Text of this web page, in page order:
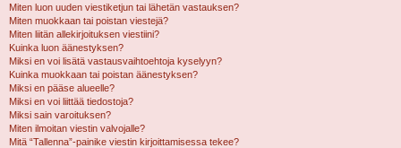
Miten luon uuden viestiketjun tai lähetän vastauksen?
Miten muokkaan tai poistan viestejä?
Miten liitän allekirjoituksen viestiini?
Kuinka luon äänestyksen?
Miksi en voi lisätä vastausvaihtoehtoja kyselyyn?
Kuinka muokkaan tai poistan äänestyksen?
Miksi en pääse alueelle?
Miksi en voi liittää tiedostoja?
Miksi sain varoituksen?
Miten ilmoitan viestin valvojalle?
Mitä “Tallenna”-painike viestin kirjoittamisessa tekee?